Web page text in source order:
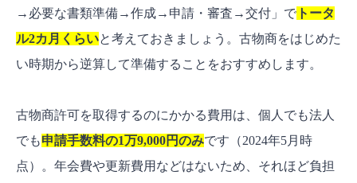
→必要な書類準備→作成→申請・審査→交付」で トータ
ル2カ月くらいと考えておきましょう。古物商をはじめた
い時期から逆算して準備することをおすすめします。
古物商許可を取得するのにかかる費用は、個人でも法人
でも申請手数料の1万9,000円のみです（2024年5月時
点）。年会費や更新費用などはないため、それほど負担